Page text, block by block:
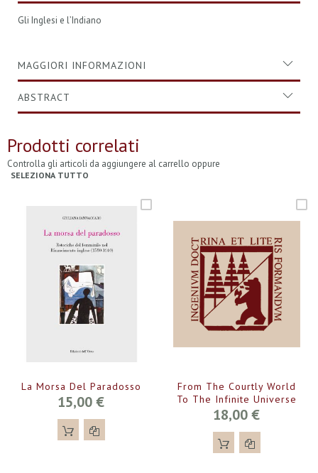
Gli Inglesi e l’Indiano
MAGGIORI INFORMAZIONI
ABSTRACT
Prodotti correlati
Controlla gli articoli da aggiungere al carrello oppure
SELEZIONA TUTTO
La Morsa Del Paradosso
15,00 €
From The Courtly World
To The Infinite Universe
18,00 €